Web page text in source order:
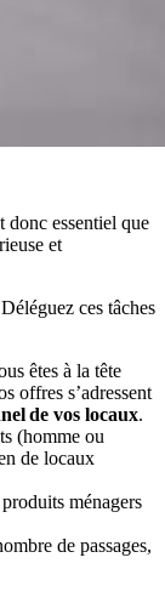
donc essentiel que
et
ces tâches
êtes à la tête
offres s’adressent
de vos locaux.
(homme ou
de locaux
ménagers
de passages,